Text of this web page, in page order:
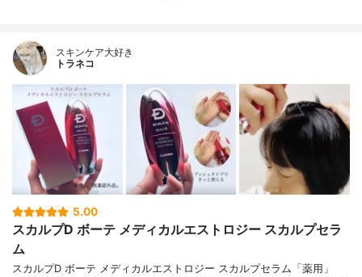
スキンケア大好き
トラネコ
5.00
スカルプD ボーテ メディカルエストロジー スカルプセラ
ム
スカルプD ボーテ メディカルエストロジー スカルプセラム「薬用」